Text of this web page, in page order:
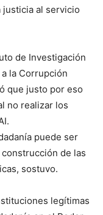
al servicio
de Investigación
la Corrupción
que justo por eso
no realizar los
puede ser
de las
sostuvo.
legítimas